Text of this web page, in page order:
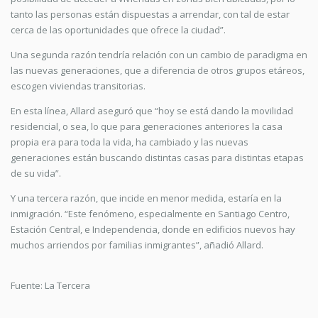
tanto las personas están dispuestas a arrendar, con tal de estar
cerca de las oportunidades que ofrece la ciudad”.
Una segunda razón tendría relación con un cambio de paradigma en
las nuevas generaciones, que a diferencia de otros grupos etáreos,
escogen viviendas transitorias.
En esta línea, Allard aseguró que “hoy se está dando la movilidad
residencial, o sea, lo que para generaciones anteriores la casa
propia era para toda la vida, ha cambiado y las nuevas
generaciones están buscando distintas casas para distintas etapas
de su vida”.
Y una tercera razón, que incide en menor medida, estaría en la
inmigración. “Este fenómeno, especialmente en Santiago Centro,
Estación Central, e Independencia, donde en edificios nuevos hay
muchos arriendos por familias inmigrantes”, añadió Allard.
Fuente: La Tercera